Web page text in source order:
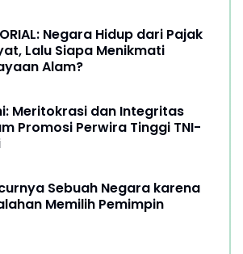
Negara Hidup dari Pajak
Lalu Siapa Menikmati
Alam?
Meritokrasi dan Integritas
Promosi Perwira Tinggi TNI-
Sebuah Negara karena
Memilih Pemimpin